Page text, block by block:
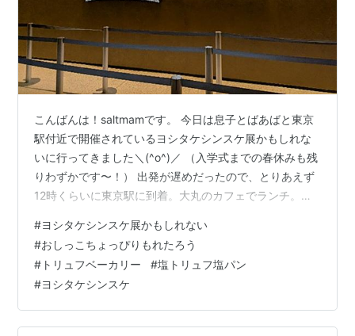
こんばんは！saltmamです。 今日は息子とばあばと東京
駅付近で開催されているヨシタケシンスケ展かもしれな
いに行ってきました＼(^o^)／ （入学式までの春休みも残
りわずかです〜！） 出発が遅めだったので、とりあえず
12時くらいに東京駅に到着。大丸のカフェでランチ。
半分…いや私は３分の１食べたかな？笑） 東京駅から徒
歩7.8分で到着〜☆ 原画やメモなどがたくさん飾られてい
ました。 ⇧ これ、ぜーんぶメモです！！すごい！！ 海
外でも出版されていたのを初めて知りました。 ちいさな
神様の接続方法とは。 ヨシタケシンスケさんは、はじめ
大工さんになる…
#ヨシタケシンスケ展かもしれない
#おしっこちょっぴりもれたろう
# トリュフベーカリー #塩トリュフ塩パン
#ヨシタケシンスケ